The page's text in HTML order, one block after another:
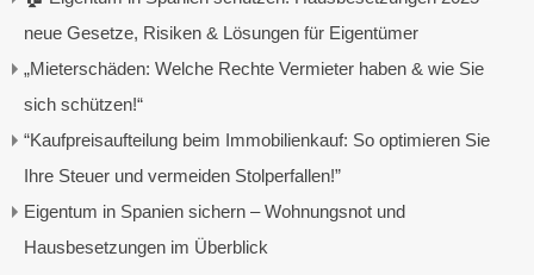
neue Gesetze, Risiken & Lösungen für Eigentümer
„Mieterschäden: Welche Rechte Vermieter haben & wie Sie
sich schützen!“
“Kaufpreisaufteilung beim Immobilienkauf: So optimieren Sie
Ihre Steuer und vermeiden Stolperfallen!”
Eigentum in Spanien sichern – Wohnungsnot und
Hausbesetzungen im Überblick